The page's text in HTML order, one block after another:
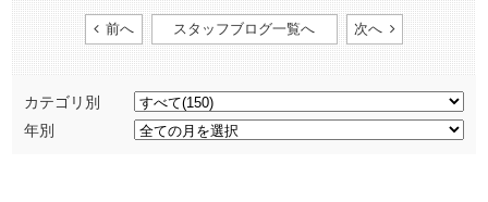
前へ スタッフブログ一覧へ 次へ
カテゴリ別
年別